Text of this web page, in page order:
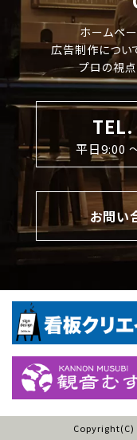
ホームペ
広告制作につい
プロの視
平日9:00
お問い
Copyright(C)